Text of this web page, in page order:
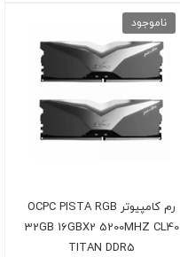
ناموجود
رم کامپیوتر OCPC PISTA RGB
32GB 16GBX2 5200MHZ CL40
TITAN DDR5